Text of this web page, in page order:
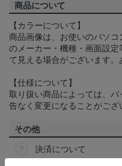
商品について
【カラーについて】
商品画像は、お使いのパソ
のメーカー・機種・画面設
て見える場合がございます。
【仕様について】
取り扱い商品によっては、
告なく変更になることがござ
その他
決済について